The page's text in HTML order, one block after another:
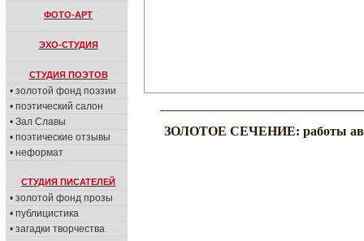
ФОТО-АРТ
ЭХО-СТУДИЯ
СТУДИЯ ПОЭТОВ
• золотой фонд поэзии
• поэтический салон
• Зал Славы
• поэтические отзывы
• неформат
СТУДИЯ ПИСАТЕЛЕЙ
• золотой фонд прозы
• публицистика
• загадки творчества
ЗОЛОТОЕ СЕЧЕНИЕ: работы